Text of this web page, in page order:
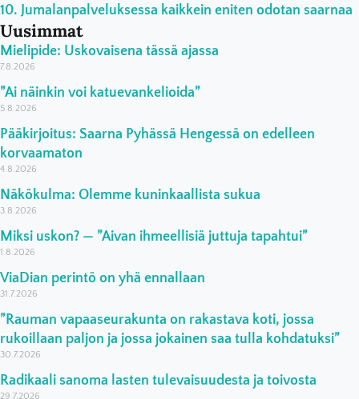
Jumalanpalveluksessa kaikkein eniten odotan saarnaa
Uusimmat
Mielipide: Uskovaisena tässä ajassa
7.8.2026
”Ai näinkin voi katuevankelioida”
5.8.2026
Pääkirjoitus: Saarna Pyhässä Hengessä on edelleen
korvaamaton
4.8.2026
Näkökulma: Olemme kuninkaallista sukua
3.8.2026
Miksi uskon? — ”Aivan ihmeellisiä juttuja tapahtui”
1.8.2026
ViaDian perintö on yhä ennallaan
31.7.2026
”Rauman vapaaseurakunta on rakastava koti, jossa
rukoillaan paljon ja jossa jokainen saa tulla kohdatuksi”
30.7.2026
Radikaali sanoma lasten tulevaisuudesta ja toivosta
29.7.2026